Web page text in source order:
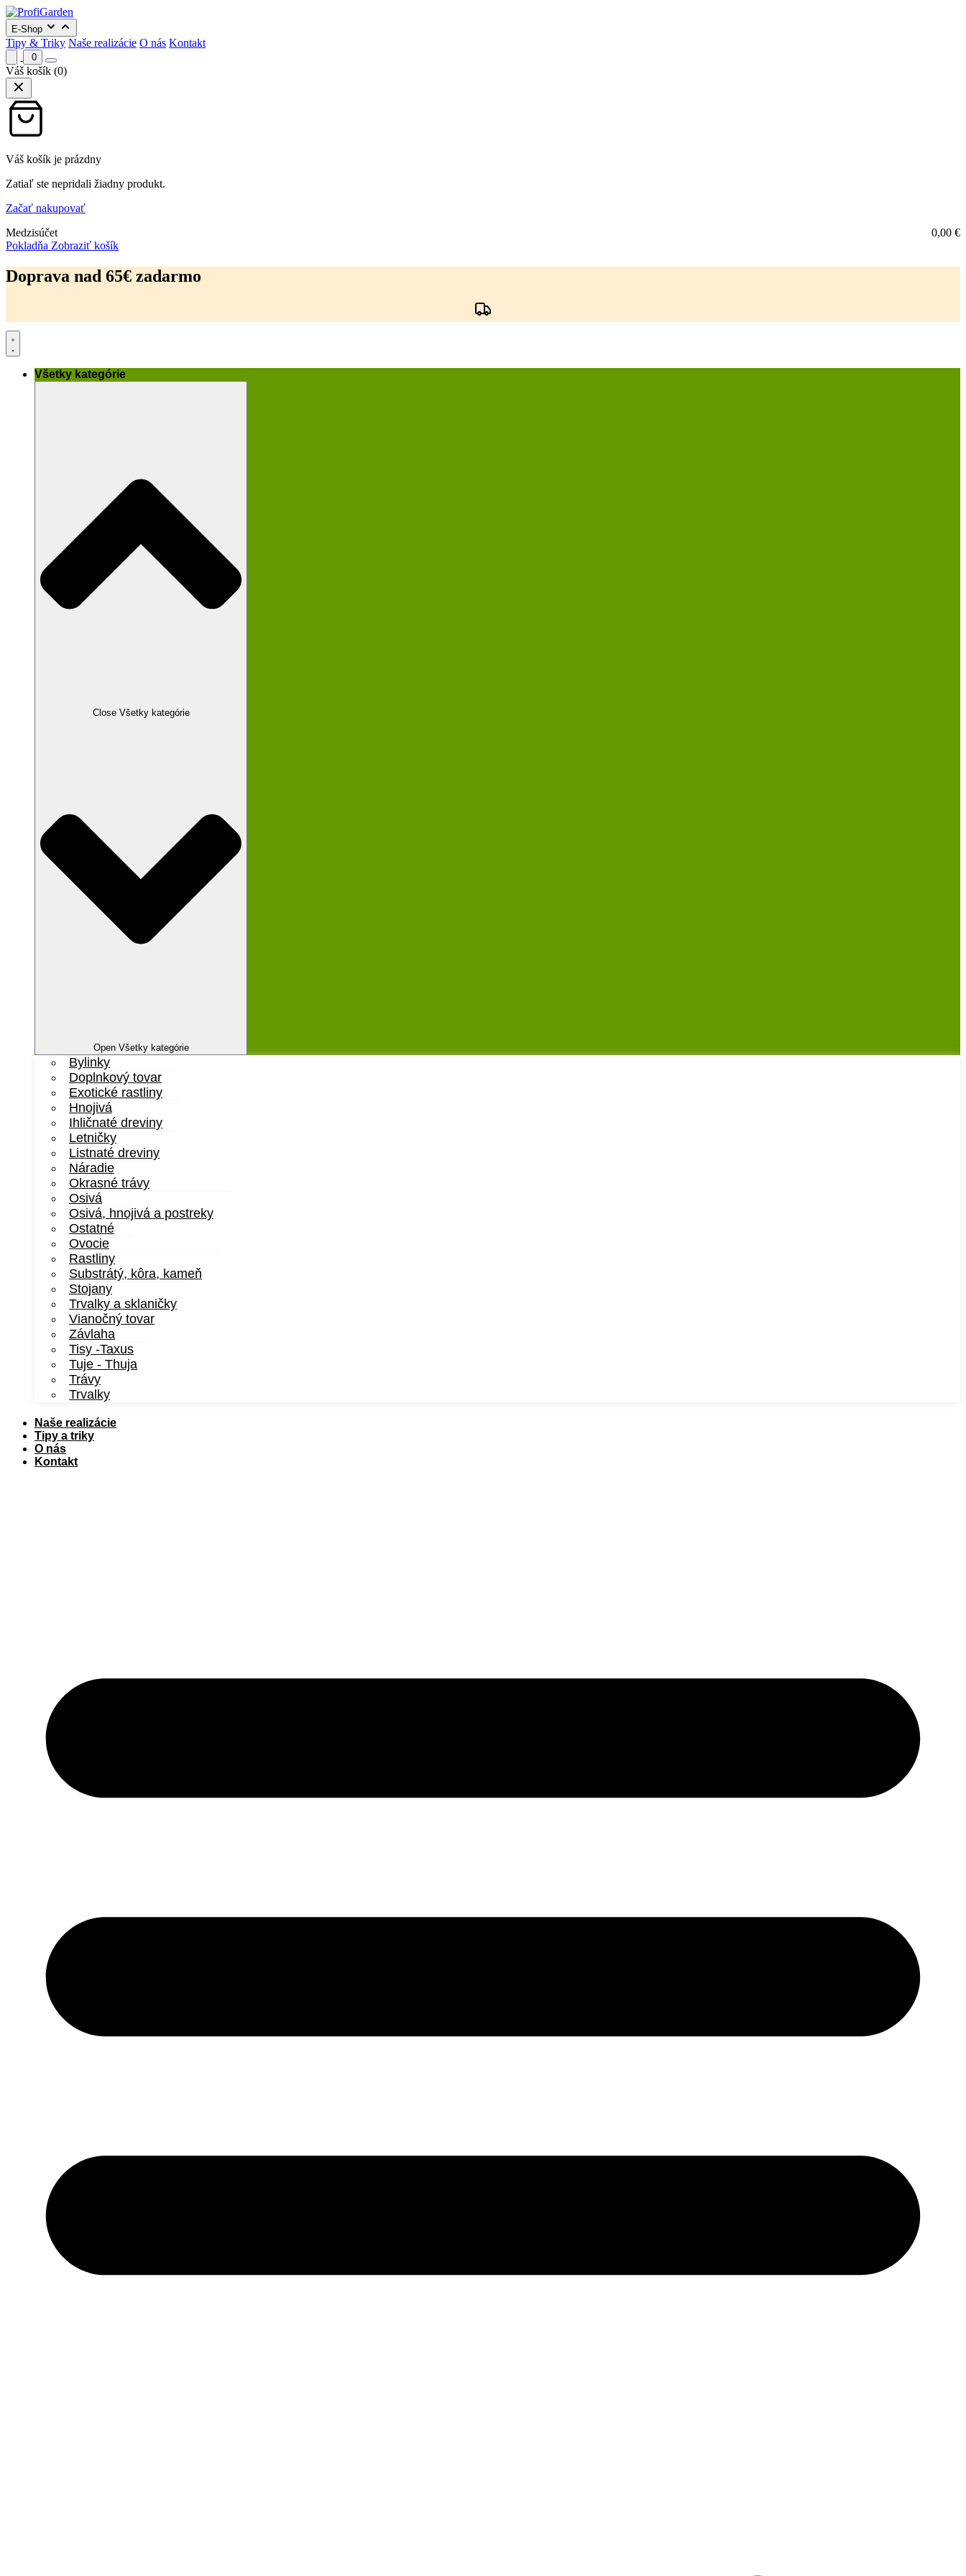
E-Shop
Tipy & Triky Naše realizácie O nás Kontakt
0
Váš košík (0)
Váš košík je prázdny
Zatiaľ ste nepridali žiadny produkt.
Začať nakupovať
Medzisúčet
0,00 €
Pokladňa Zobraziť košík
na
obsah
Doprava nad 65€ zadarmo
Všetky kategórie
Close Všetky kategórie
Open Všetky kategórie
Bylinky
Doplnkový tovar
Exotické rastliny
Hnojivá
Ihličnaté dreviny
Letničky
Listnaté dreviny
Náradie
Okrasné trávy
Osivá
Osivá, hnojivá a postreky
Ostatné
Ovocie
Rastliny
Substrátý, kôra, kameň
Stojany
Trvalky a sklaničky
Vianočný tovar
Závlaha
Tisy -Taxus
Tuje - Thuja
Trávy
Trvalky
Naše realizácie
Tipy a triky
O nás
Kontakt